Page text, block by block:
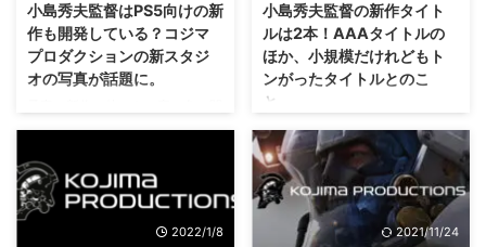
ジマプロダクションさんですけれ
ども。 その他にも、 「オーバー
ドーズ（Overdose）」 というホ
ラーゲームが開発されているかも
るみたいですぜ。 嘘か真か、も
で発表されるかも？ コジマプロ
ダクションは「オーバードーズ
（Overdose）」というホラーゲ
ランディング2」 にあたる作品が
開発スタートしたみたいです
ぜ！？ 小島秀夫監督が前に言っ
ていた新作タイトル2本の1つなの
る・・・。 「デス・ストランデ
ィング2」にあたる作品が開発ス
タート？
https://youtu.be/S3bpqlDEl6A
「デス・ストランディ ...
小島秀夫監督はPS5向けの新
作も開発している？コジマ
プロダクションの新スタジ
オの写真が話題に。
発はしているんでしょうけれども
ソフトさんと手を組んで新作を開
発するかも？と言われていた 小
島秀夫監督 ですけれども。 今
回、コジマプロダクションがお引
小島秀夫監督の新作タイト
ルは2本！AAAタイトルの
ほか、小規模だけれどもト
ンがったタイトルとのこ
と。
何気なくツイートしているのかわ
かりませんが、ユーザー側はとに
かく気になってしまいますよね
(笑) 小島秀夫監督がTwitterに
て、 2本の新作 を準備しているこ
とを明らかにしましたぜ( ･`ω･´)
2022/1/8 2021/11/24